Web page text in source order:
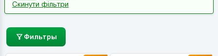
Скинути фільтри
Фильтры